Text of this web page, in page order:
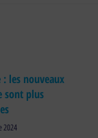
les nouveaux
sont plus
2024